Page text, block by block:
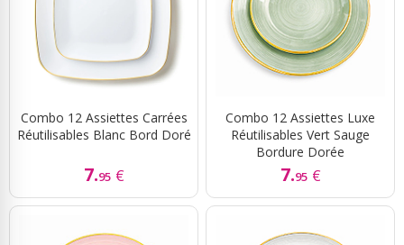
Combo 12 Assiettes Carrées
Réutilisables Blanc Bord Doré
7.95 €
Combo 12 Assiettes Luxe
Réutilisables Vert Sauge
Bordure Dorée
7.95 €